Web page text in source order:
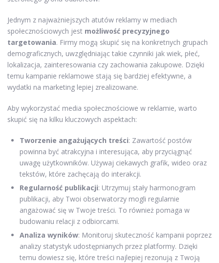
Jednym z najważniejszych atutów reklamy w mediach
społecznościowych jest możliwość precyzyjnego
targetowania. Firmy mogą skupić się na konkretnych grupach
demograficznych, uwzględniając takie czynniki jak wiek, płeć,
lokalizacja, zainteresowania czy zachowania zakupowe. Dzięki
temu kampanie reklamowe stają się bardziej efektywne, a
wydatki na marketing lepiej zrealizowane.
Aby wykorzystać media społecznościowe w reklamie, warto
skupić się na kilku kluczowych aspektach:
Tworzenie angażujących treści: Zawartość postów
powinna być atrakcyjna i interesująca, aby przyciągnąć
uwagę użytkowników. Używaj ciekawych grafik, wideo oraz
tekstów, które zachęcają do interakcji.
Regularność publikacji: Utrzymuj stały harmonogram
publikacji, aby Twoi obserwatorzy mogli regularnie
angażować się w Twoje treści. To również pomaga w
budowaniu relacji z odbiorcami.
Analiza wyników: Monitoruj skuteczność kampanii poprzez
analizy statystyk udostępnianych przez platformy. Dzięki
temu dowiesz się, które treści najlepiej rezonują z Twoją